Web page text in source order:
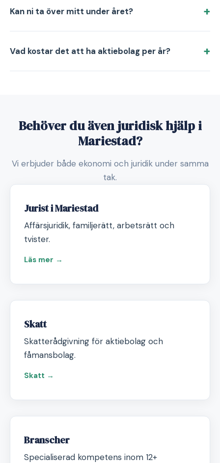
Kan ni ta över mitt under året?
Vad kostar det att ha aktiebolag per år?
Behöver du även juridisk hjälp i
Mariestad?
Vi erbjuder både ekonomi och juridik under samma
tak.
Jurist i Mariestad
Affärsjuridik, familjerätt, arbetsrätt och
tvister.
Läs mer →
Skatt
Skatterådgivning för aktiebolag och
fåmansbolag.
Skatt →
Branscher
Specialiserad kompetens inom 12+